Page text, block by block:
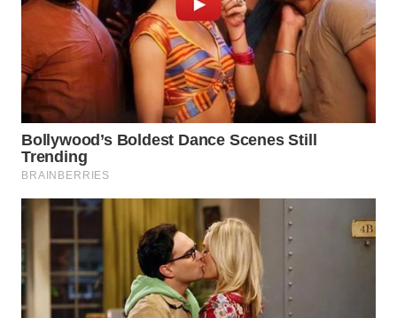
WN
TAPANULI
SELATAN
WN
TANJUNG
LESUNG
WN
KARO
WN
SIMALUNGUN
WN